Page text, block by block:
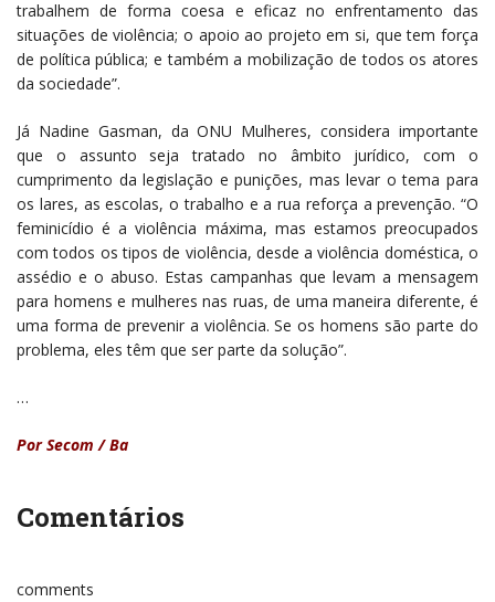
trabalhem de forma coesa e eficaz no enfrentamento das
situações de violência; o apoio ao projeto em si, que tem força
de política pública; e também a mobilização de todos os atores
da sociedade”.
Já Nadine Gasman, da ONU Mulheres, considera importante
que o assunto seja tratado no âmbito jurídico, com o
cumprimento da legislação e punições, mas levar o tema para
os lares, as escolas, o trabalho e a rua reforça a prevenção. “O
feminicídio é a violência máxima, mas estamos preocupados
com todos os tipos de violência, desde a violência doméstica, o
assédio e o abuso. Estas campanhas que levam a mensagem
para homens e mulheres nas ruas, de uma maneira diferente, é
uma forma de prevenir a violência. Se os homens são parte do
problema, eles têm que ser parte da solução”.
…
Por Secom / Ba
Comentários
comments